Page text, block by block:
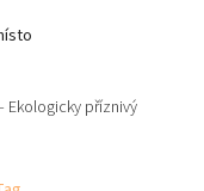
Ekologicky příznivý